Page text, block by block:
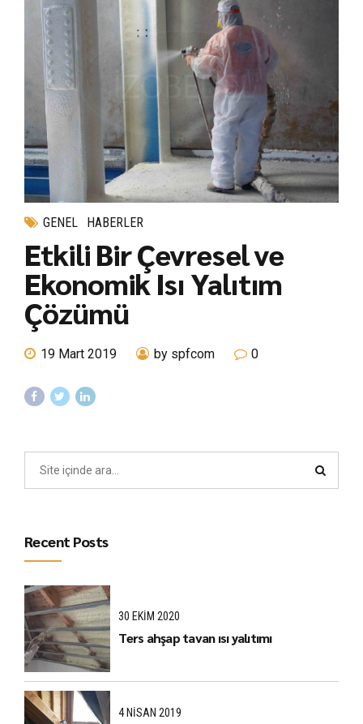
GENEL HABERLER
Etkili Bir Çevresel ve
Ekonomik Isı Yalıtım
Çözümü
19 Mart 2019 by spfcom 0
Recent Posts
30 EKIM 2020
Ters ahşap tavan ısı yalıtımı
4 NISAN 2019